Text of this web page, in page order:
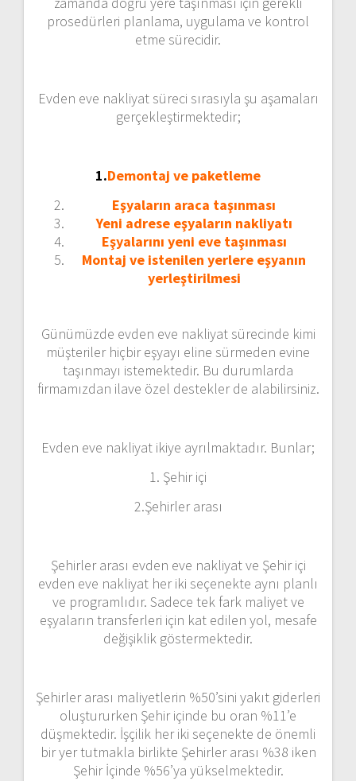
prosedürleri planlama, uygulama ve kontrol
etme sürecidir.
Evden eve nakliyat süreci sırasıyla şu aşamaları
gerçekleştirmektedir;
1.Demontaj ve paketleme
Eşyaların araca taşınması
Yeni adrese eşyaların nakliyatı
Eşyalarını yeni eve taşınması
Montaj ve istenilen yerlere eşyanın
yerleştirilmesi
Günümüzde evden eve nakliyat sürecinde kimi
müşteriler hiçbir eşyayı eline sürmeden evine
taşınmayı istemektedir. Bu durumlarda
firmamızdan ilave özel destekler de alabilirsiniz.
Evden eve nakliyat ikiye ayrılmaktadır. Bunlar;
1. Şehir içi
2.Şehirler arası
Şehirler arası evden eve nakliyat ve Şehir içi
evden eve nakliyat her iki seçenekte aynı planlı
ve programlıdır. Sadece tek fark maliyet ve
eşyaların transferleri için kat edilen yol, mesafe
değişiklik göstermektedir.
Şehirler arası maliyetlerin %50’sini yakıt giderleri
oluştururken Şehir içinde bu oran %11’e
düşmektedir. İşçilik her iki seçenekte de önemli
bir yer tutmakla birlikte Şehirler arası %38 iken
Şehir İçinde %56’ya yükselmektedir.